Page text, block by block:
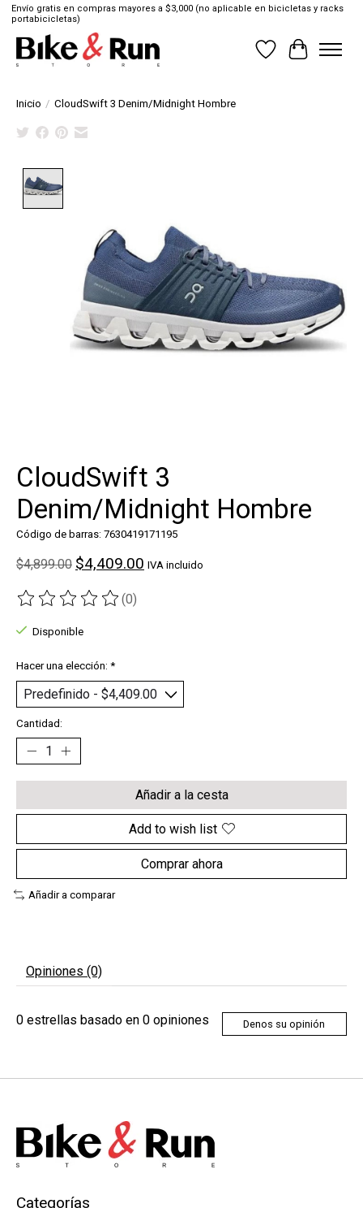
Envío gratis en compras mayores a $3,000 (no aplicable en bicicletas y racks
portabicicletas)
Lista de deseos
Cesta
Inicio / CloudSwift 3 Denim/Midnight Hombre
CloudSwift 3
Denim/Midnight Hombre
Código de barras: 7630419171195
$4,899.00 $4,409.00 IVA incluido
The rating of this product is
(0)
Disponible
Hacer una elección: *
Cantidad:
Añadir a la cesta
Add to wish list
Comprar ahora
Añadir a comparar
Opiniones (0)
0 estrellas basado en 0 opiniones Denos su opinión
Categorías